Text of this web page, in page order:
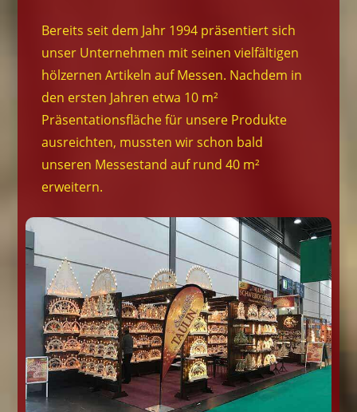
Bereits seit dem Jahr 1994 präsentiert sich
unser Unternehmen mit seinen vielfältigen
hölzernen Artikeln auf Messen. Nachdem in
den ersten Jahren etwa 10 m²
Präsentationsfläche für unsere Produkte
ausreichten, mussten wir schon bald
unseren Messestand auf rund 40 m²
erweitern.